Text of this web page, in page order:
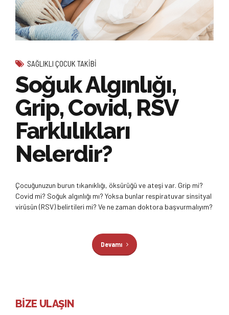
SAĞLIKLI ÇOCUK TAKIBI
Soğuk Algınlığı,
Grip, Covid, RSV
Farklılıkları
Nelerdir?
Çocuğunuzun burun tıkanıklığı, öksürüğü ve ateşi var. Grip mi?
Covid mi? Soğuk algınlığı mı? Yoksa bunlar respiratuvar sinsityal
virüsün (RSV) belirtileri mi? Ve ne zaman doktora başvurmalıyım?
Devamı
BİZE ULAŞIN